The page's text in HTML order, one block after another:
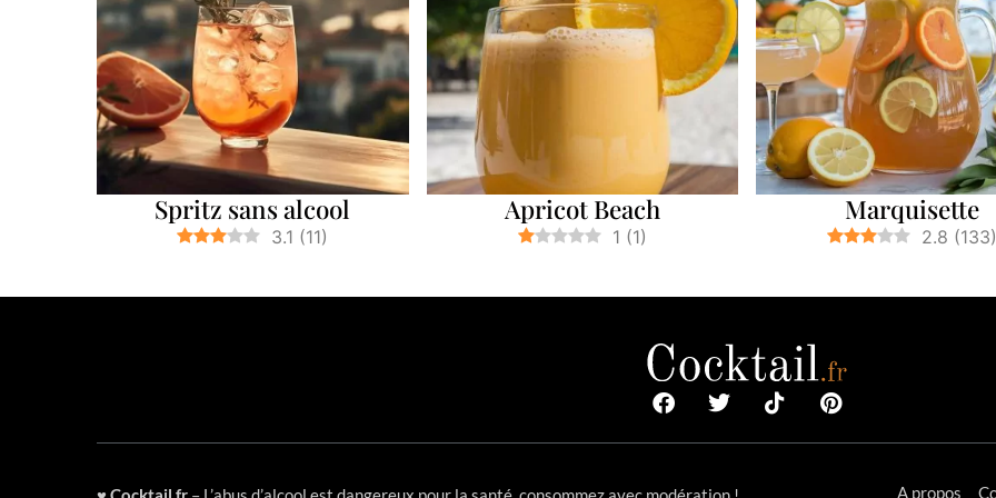
Spritz sans alcool
3.1 (11)
Apricot Beach
1 (1)
Marquisette
2.8 (133)
A propos